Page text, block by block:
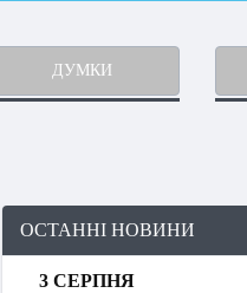
ДУМКИ
ОСТАННІ НОВИНИ
3 СЕРПНЯ